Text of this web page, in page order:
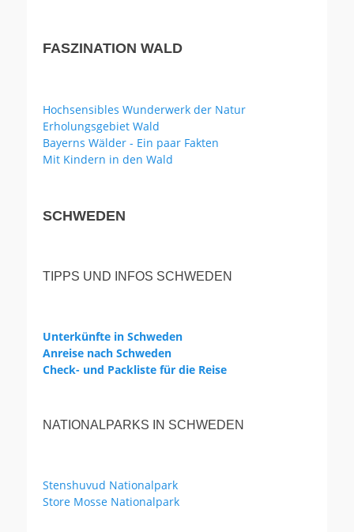
FASZINATION WALD
Hochsensibles Wunderwerk der Natur
Erholungsgebiet Wald
Bayerns Wälder - Ein paar Fakten
Mit Kindern in den Wald
SCHWEDEN
TIPPS UND INFOS SCHWEDEN
Unterkünfte in Schweden
Anreise nach Schweden
Check- und Packliste für die Reise
NATIONALPARKS IN SCHWEDEN
Stenshuvud Nationalpark
Store Mosse Nationalpark